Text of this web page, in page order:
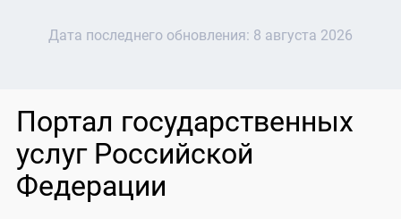
Дата последнего обновления: 8 августа 2026
Портал государственных
услуг Российской
Федерации